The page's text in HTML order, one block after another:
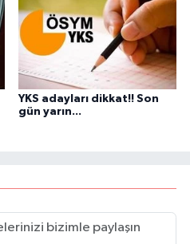
YKS adayları dikkat!! Son
gün yarın...